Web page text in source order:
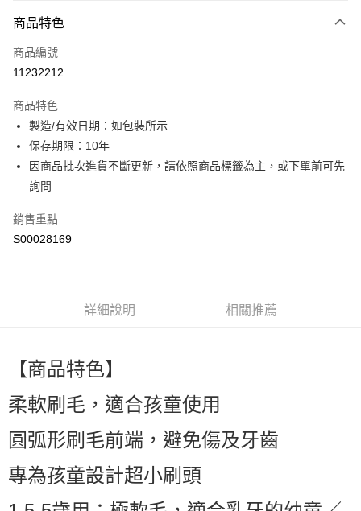
信用卡一次付款
超商取貨付款
Apple Pay
街口支付
全盈+PAY
ATM付款
萊爾富取貨付款
每筆NT$60，滿NT$599(含以上)免運費
付款後萊爾富取貨
每筆NT$60，滿NT$599(含以上)免運費
7-11付款取貨
每筆NT$60，滿NT$599(含以上)免運費
商品特色
商品編號
11232212
商品特色
製造/有效日期：如包裝所示
保存期限：10年
因商品批次進貨不斷更新，請依照商品標籤為主，或下單前可先
詢問
銷售重點
S00028169
詳細說明 相關推薦
【商品特色】
柔軟刷毛，適合孩童使用
圓弧形刷毛前端，避免傷及牙齒
專為孩童設計超小刷頭